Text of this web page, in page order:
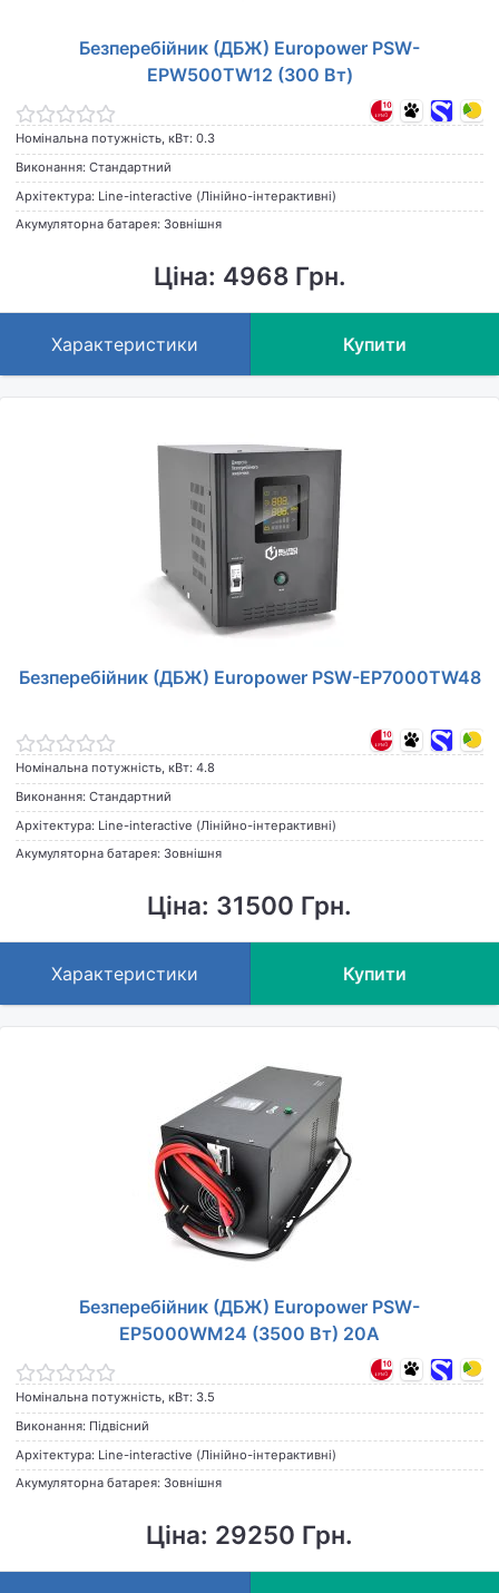
Безперебійник (ДБЖ) Europower PSW-
EPW500TW12 (300 Вт)
Номінальна потужність, кВт: 0.3
Виконання: Стандартний
Архітектура: Line-interactive (Лінійно-інтерактивні)
Акумуляторна батарея: Зовнішня
Ціна: 4968 Грн.
Характеристики Купити
Безперебійник (ДБЖ) Europower PSW-EP7000TW48
Номінальна потужність, кВт: 4.8
Виконання: Стандартний
Архітектура: Line-interactive (Лінійно-інтерактивні)
Акумуляторна батарея: Зовнішня
Ціна: 31500 Грн.
Характеристики Купити
Безперебійник (ДБЖ) Europower PSW-
EP5000WM24 (3500 Вт) 20А
Номінальна потужність, кВт: 3.5
Виконання: Підвісний
Архітектура: Line-interactive (Лінійно-інтерактивні)
Акумуляторна батарея: Зовнішня
Ціна: 29250 Грн.